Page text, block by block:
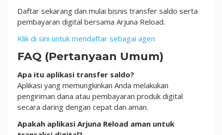
Daftar sekarang dan mulai bisnis transfer saldo serta
pembayaran digital bersama Arjuna Reload.
Klik di sini untuk mendaftar sebagai agen
FAQ (Pertanyaan Umum)
Apa itu aplikasi transfer saldo?
Aplikasi yang memungkinkan Anda melakukan
pengiriman dana atau pembayaran produk digital
secara daring dengan cepat dan aman.
Apakah aplikasi Arjuna Reload aman untuk